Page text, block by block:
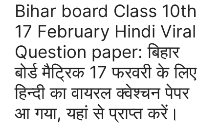
Bihar board Class 10th
17 February Hindi Viral
Question paper: बिहार
बोर्ड मैट्रिक 17 फरवरी के लिए
हिन्दी का वायरल क्वेश्चन पेपर
आ गया, यहां से प्राप्त करें।